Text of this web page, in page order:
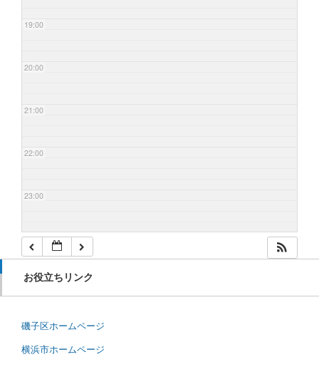
19:00
20:00
21:00
22:00
23:00
お役立ちリンク
磯子区ホームページ
横浜市ホームページ